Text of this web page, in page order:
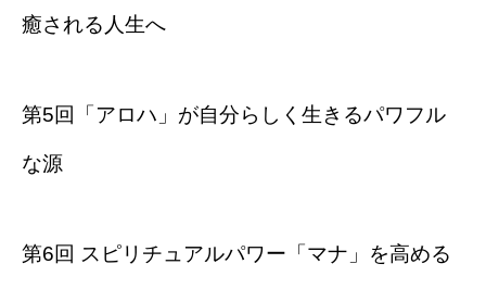
癒される人生へ
第5回「アロハ」が自分らしく生きるパワフル
な源
第6回 スピリチュアルパワー「マナ」を高める